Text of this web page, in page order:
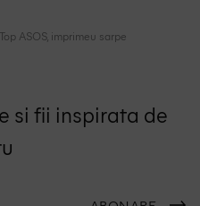
Top ASOS, imprimeu sarpe
si fii inspirata de